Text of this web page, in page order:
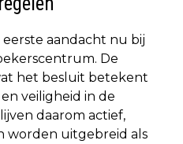
aandacht nu bij
De
het besluit betekent
veiligheid in de
daarom actief,
worden uitgebreid als